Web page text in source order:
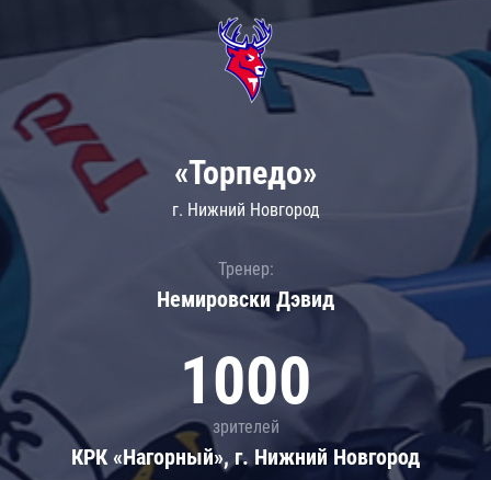
«Торпедо»
г. Нижний Новгород
Тренер:
Немировски Дэвид
1000
зрителей
КРК «Нагорный», г. Нижний Новгород